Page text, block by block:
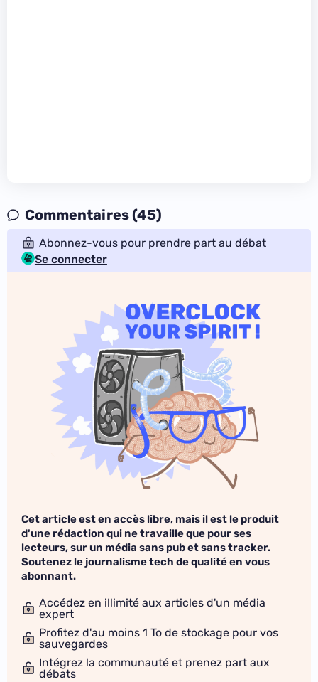
Commentaires (45)
Abonnez-vous pour prendre part au débat
Se connecter
Cet article est en accès libre, mais il est le produit
d'une rédaction qui ne travaille que pour ses
lecteurs, sur un média sans pub et sans tracker.
Soutenez le journalisme tech de qualité en vous
abonnant.
Accédez en illimité aux articles d'un média
expert
Profitez d'au moins 1 To de stockage pour vos
sauvegardes
Intégrez la communauté et prenez part aux
débats